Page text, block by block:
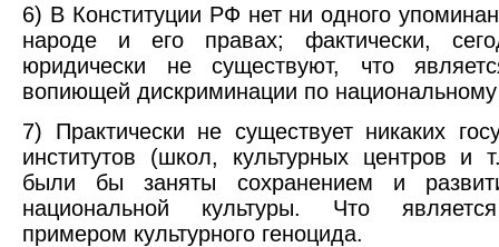
6) В Конституции РФ нет ни одного
народе и его правах; фактически,
юридически не существуют, что
вопиющей дискриминации по национальному
7) Практически не существует никаких
институтов (школ, культурных центров и
были бы заняты сохранением и
национальной культуры. Что
примером культурного геноцида.